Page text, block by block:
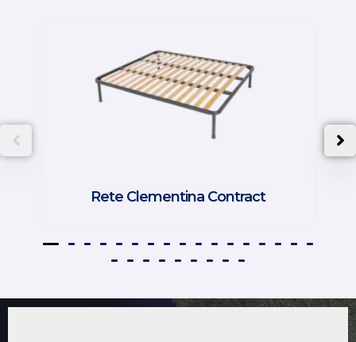
Rete Clementina Contract